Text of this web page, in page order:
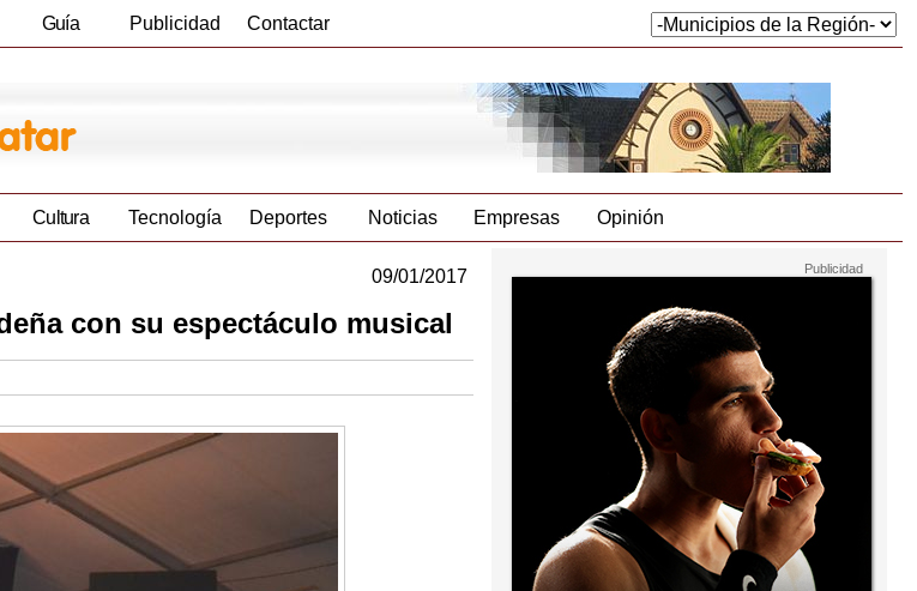
Guía Publicidad Contactar
Cultura Tecnología Deportes Noticias Empresas Opinión
09/01/2017
con su espectáculo musical